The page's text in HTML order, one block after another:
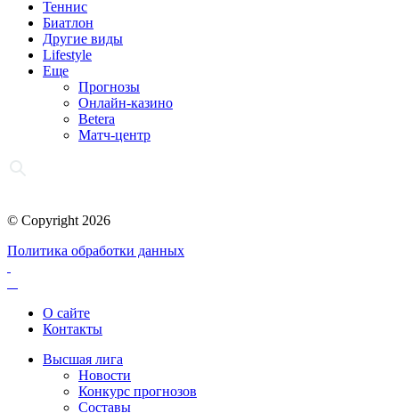
Теннис
Биатлон
Другие виды
Lifestyle
Еще
Прогнозы
Онлайн-казино
Betera
Матч-центр
© Copyright 2026
Политика обработки данных
О сайте
Контакты
Высшая лига
Новости
Конкурс прогнозов
Составы